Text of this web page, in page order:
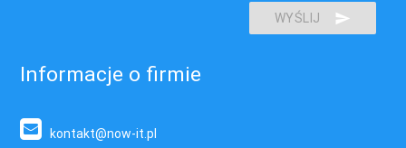
WYŚLIJ
Informacje o firmie
kontakt@now-it.pl